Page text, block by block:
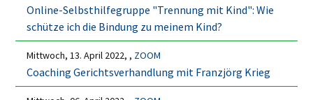
Online-Selbsthilfegruppe "Trennung mit Kind": Wie
schütze ich die Bindung zu meinem Kind?
Mittwoch, 13. April 2022, , ZOOM
Coaching Gerichtsverhandlung mit Franzjörg Krieg